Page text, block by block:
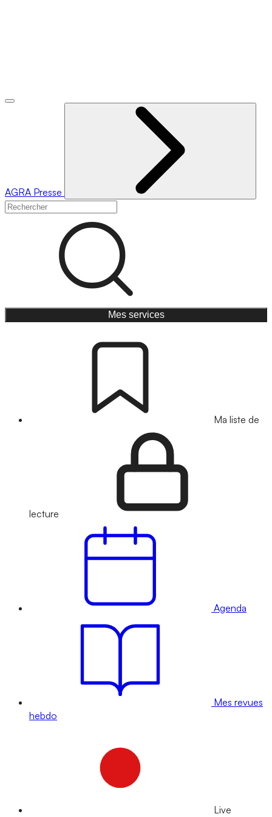
AGRA Presse
Mes services
Ma liste de
lecture
Agenda
Mes revues
hebdo
Live